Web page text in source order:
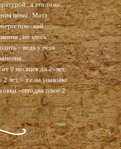
, а это тоже
цены.. Матэ
, но здесь
– ведь у него
9 месяцев до 2- лет.
лет. – т.е на упаковке
–сегодня плюс 2